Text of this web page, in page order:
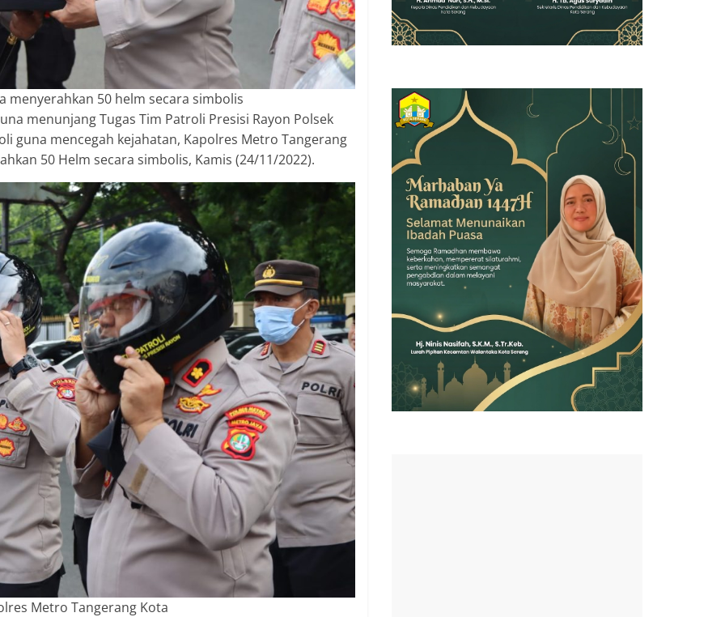
menyerahkan 50 helm secara simbolis
menunjang Tugas Tim Patroli Presisi Rayon Polsek
guna mencegah kejahatan, Kapolres Metro Tangerang
50 Helm secara simbolis, Kamis (24/11/2022).
Metro Tangerang Kota